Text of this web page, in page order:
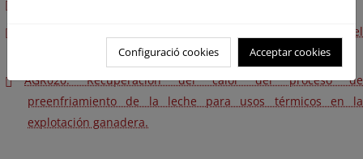
AGR010: Anexo III Declaración responsable del valor del
coeficiente global de pérdidas de calor.
AGR020: Recuperación del calor del proceso de
preenfriamiento de la leche para usos térmicos en la
explotación ganadera.
Configuració cookies Acceptar cookies